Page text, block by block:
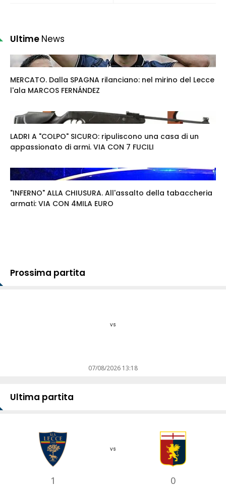
Ultime News
MERCATO. Dalla SPAGNA rilanciano: nel mirino del Lecce
l'ala MARCOS FERNÁNDEZ
LADRI A "COLPO" SICURO: ripuliscono una casa di un
appassionato di armi. VIA CON 7 FUCILI
"INFERNO" ALLA CHIUSURA. All'assalto della tabaccheria
armati: VIA CON 4MILA EURO
Prossima partita
vs
07/08/2026 13:18
Ultima partita
1
vs
0